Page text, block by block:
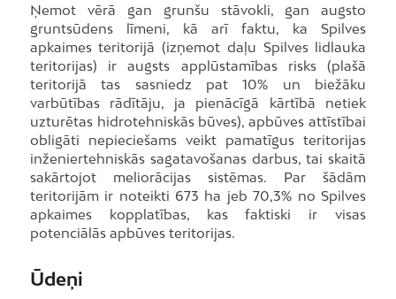
Ņemot vērā gan grunšu stāvokli, gan augsto
gruntsūdens līmeni, kā arī faktu, ka Spilves
apkaimes teritorijā (izņemot daļu Spilves lidlauka
teritorijas) ir augsts applūstamības risks (plašā
teritorijā tas sasniedz pat 10% un biežāku
varbūtības rādītāju, ja pienācīgā kārtībā netiek
uzturētas hidrotehniskās būves), apbūves attīstībai
obligāti nepieciešams veikt pamatīgus teritorijas
inženiertehniskās sagatavošanas darbus, tai skaitā
sakārtojot meliorācijas sistēmas. Par šādām
teritorijām ir noteikti 673 ha jeb 70,3% no Spilves
apkaimes kopplatības, kas faktiski ir visas
potenciālās apbūves teritorijas.
Ūdeņi